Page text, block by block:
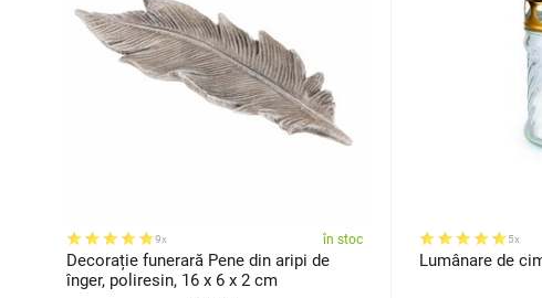
9x în stoc
Decorație funerară Pene din aripi de
înger, poliresin, 16 x 6 x 2 cm
5x
Lumânare de